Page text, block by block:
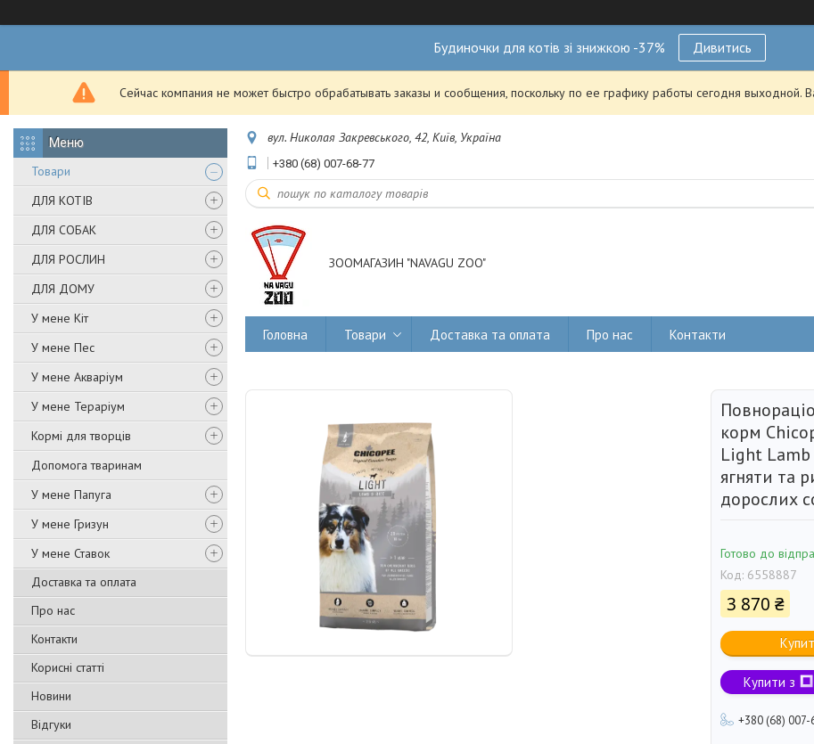
Будиночки для котів зі знижкою -37% Дивитись
Сейчас компания не может быстро обрабатывать заказы и сообщения, поскольку по ее графику работы сегодня
Товари
ДЛЯ КОТІВ
ДЛЯ СОБАК
ДЛЯ РОСЛИН
ДЛЯ ДОМУ
У мене Кіт
У мене Пес
У мене Акваріум
У мене Тераріум
Кормі для творців
Допомога тваринам
У мене Папуга
У мене Гризун
У мене Ставок
Доставка та оплата
Про нас
Контакти
Корисні статті
Новини
Відгуки
вул. Николая Закревського, 42, Київ, Україна
+380 (68) 007-68-77
ЗООМАГАЗИН "NAVAGU ZOO"
Головна Товари Доставка та оплата Про нас Контакти
корм
Light Lamb
ягняти та
дорослих
Готово до
Код: 6558887
3 870 ₴
Купити з
+380 (68) 007-